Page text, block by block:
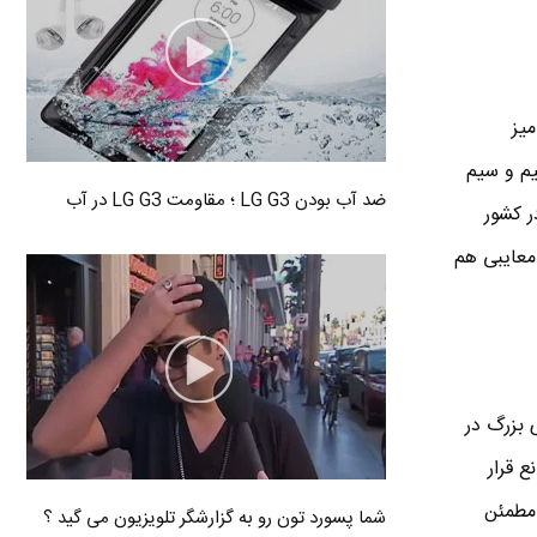
و سیم
کشور
هم
بزرگ در
قرار
ضد آب بودن LG G3 ؛ مقاومت LG G3 در آب
شما پسورد تون رو به گزارشگر تلویزیون می گید ؟